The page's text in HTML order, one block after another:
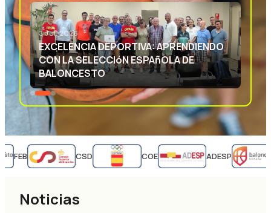
3 JUL 2026
EXCELENCIA DEPORTIVA: APRENDIENDO
CON LA SELECCIóN ESPAñOLA DE
BALONCESTO
FEB CSD COE ADESP
Noticias